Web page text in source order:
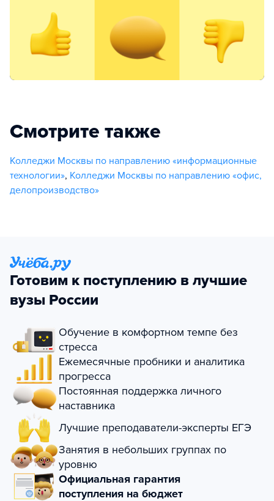
Смотрите также
Колледжи Москвы по направлению «информационные
технологии», Колледжи Москвы по направлению «офис,
делопроизводство»
Готовим к поступлению в лучшие
вузы России
Обучение в комфортном темпе без
стресса
Ежемесячные пробники и аналитика
прогресса
Постоянная поддержка личного
наставника
Лучшие преподаватели-эксперты ЕГЭ
Занятия в небольших группах по
уровню
Официальная гарантия
поступления на бюджет